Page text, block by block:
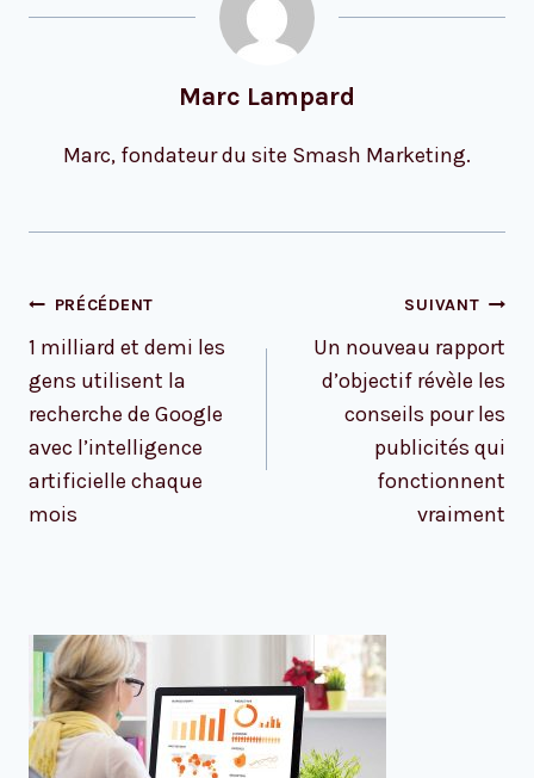
Marc Lampard
Marc, fondateur du site Smash Marketing.
Navigation
l’article
PRÉCÉDENT
1 milliard et demi les
gens utilisent la
recherche de Google
avec l’intelligence
artificielle chaque
mois
SUIVANT
Un nouveau rapport
d’objectif révèle les
conseils pour les
publicités qui
fonctionnent
vraiment